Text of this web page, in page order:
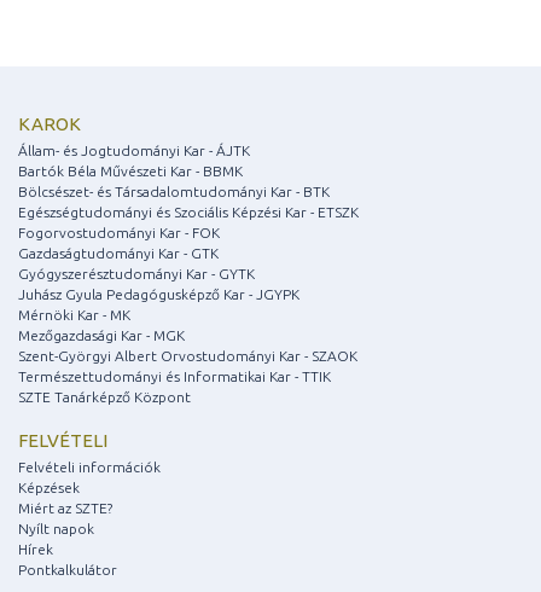
KAROK
Állam- és Jogtudományi Kar - ÁJTK
Bartók Béla Művészeti Kar - BBMK
Bölcsészet- és Társadalomtudományi Kar - BTK
Egészségtudományi és Szociális Képzési Kar - ETSZK
Fogorvostudományi Kar - FOK
Gazdaságtudományi Kar - GTK
Gyógyszerésztudományi Kar - GYTK
Juhász Gyula Pedagógusképző Kar - JGYPK
Mérnöki Kar - MK
Mezőgazdasági Kar - MGK
Szent-Györgyi Albert Orvostudományi Kar - SZAOK
Természettudományi és Informatikai Kar - TTIK
SZTE Tanárképző Központ
FELVÉTELI
Felvételi információk
Képzések
Miért az SZTE?
Nyílt napok
Hírek
Pontkalkulátor